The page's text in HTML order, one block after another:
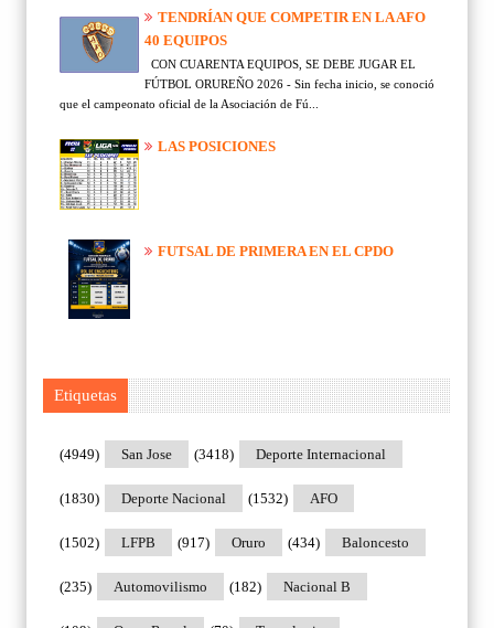
TENDRÍAN QUE COMPETIR EN LA AFO
40 EQUIPOS
CON CUARENTA EQUIPOS, SE DEBE JUGAR EL
FÚTBOL ORUREÑO 2026 - Sin fecha inicio, se conoció
que el campeonato oficial de la Asociación de Fú...
LAS POSICIONES
FUTSAL DE PRIMERA EN EL CPDO
Etiquetas
San Jose
(4949) Deporte Internacional
(3418)
Deporte Nacional
(1830) AFO
(1532)
LFPB
(1502) Oruro
(917) Baloncesto
(434)
Automovilismo
(235) Nacional B
(182)